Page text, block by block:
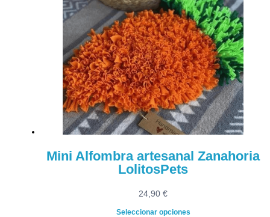
Mini Alfombra artesanal Zanahoria
LolitosPets
24,90 €
Seleccionar opciones